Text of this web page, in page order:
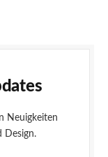
Neuigkeiten
Design.